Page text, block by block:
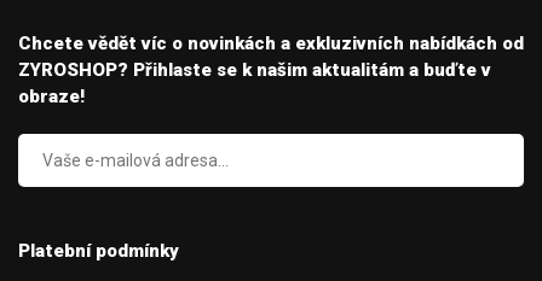
Chcete vědět víc o novinkách a exkluzivních nabídkách od
ZYROSHOP? Přihlaste se k našim aktualitám a buďte v
obraze!
Platební podmínky